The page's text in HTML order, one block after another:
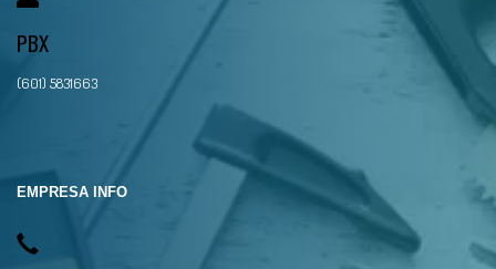
PBX
(601) 5831663
EMPRESA INFO